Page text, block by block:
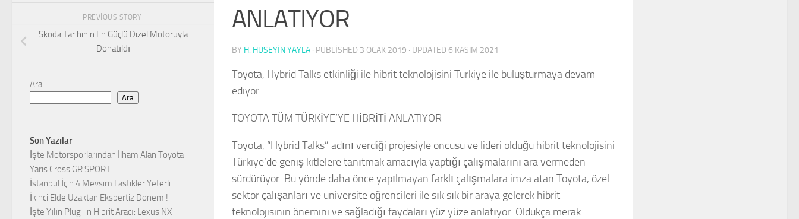
ANLATIYOR
BY H. HÜSEYIN YAYLA · PUBLISHED 3 OCAK 2019 · UPDATED 6 KASIM 2021
Toyota, Hybrid Talks etkinliği ile hibrit teknolojisini Türkiye ile buluşturmaya devam
ediyor…
TOYOTA TÜM TÜRKİYE’YE HİBRİTİ ANLATIYOR
Toyota, “Hybrid Talks” adını verdiği projesiyle öncüsü ve lideri olduğu hibrit teknolojisini
Türkiye’de geniş kitlelere tanıtmak amacıyla yaptığı çalışmalarını ara vermeden
sürdürüyor. Bu yönde daha önce yapılmayan farklı çalışmalara imza atan Toyota, özel
sektör çalışanları ve üniversite öğrencileri ile sık sık bir araya gelerek hibrit
teknolojisinin önemini ve sağladığı faydaları yüz yüze anlatıyor. Oldukça merak
PREVIOUS STORY
Skoda Tarihinin En Güçlü Dizel Motoruyla
Donatıldı
Ara
Ara
Son Yazılar
İşte Motorsporlarından İlham Alan Toyota
Yaris Cross GR SPORT
İstanbul İçin 4 Mevsim Lastikler Yeterli
İkinci Elde Uzaktan Ekspertiz Dönemi!
İşte Yılın Plug-in Hibrit Aracı: Lexus NX